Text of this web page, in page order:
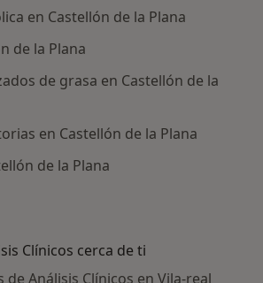
en Castellón de la Plana
de la Plana
de grasa en Castellón de la
en Castellón de la Plana
de la Plana
Clínicos cerca de ti
de Análisis Clínicos en Vila-real